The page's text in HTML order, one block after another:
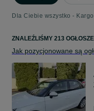
Dla Ciebie wszystko -
ZNALEŹLIŚMY 213
Jak pozycjonowane są